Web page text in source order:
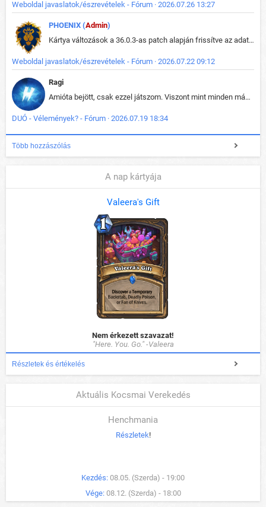
Weboldal javaslatok/észrevételek - Fórum · 2026.07.26 13:27
PHOENIX (Admin)
Kártya változások a 36.0.3-as patch alapján frissítve az adatbázisban (képek is cserélve).
Weboldal javaslatok/észrevételek - Fórum · 2026.07.22 09:12
Ragi
Amióta bejött, csak ezzel játszom. Viszont mint minden más - akár az alapjáték is, ez is baromira összetett lett. Néha már pár kör után is esélytelen az egész. Vagy irreállisan túltápol valaki, vagy lelép a partner, vagy csak hülye mint a segg. És amikor eljönne az én időm, na akkor jön el mindenki másé is. Engem jobban érdekelne, hogy ki milyen ratingen szokott játszani. Na ez lenne egy érdekes adat.
DUÓ - Vélemények? - Fórum · 2026.07.19 18:34
Több hozzászólás
A nap kártyája
Valeera's Gift
Nem érkezett szavazat!
"Here. You. Go." -Valeera
Részletek és értékelés
Aktuális Kocsmai Verekedés
Henchmania
Részletek!
Kezdés: 08.05. (Szerda) - 19:00
Vége: 08.12. (Szerda) - 18:00